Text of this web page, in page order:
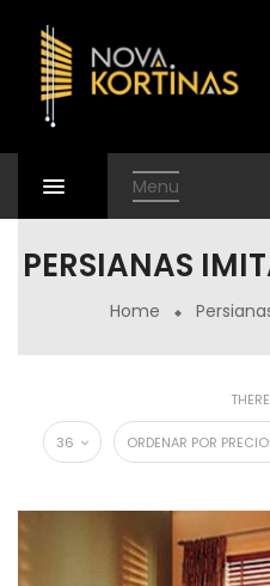
Menu
PERSIANAS
Home
ORDENAR POR
36